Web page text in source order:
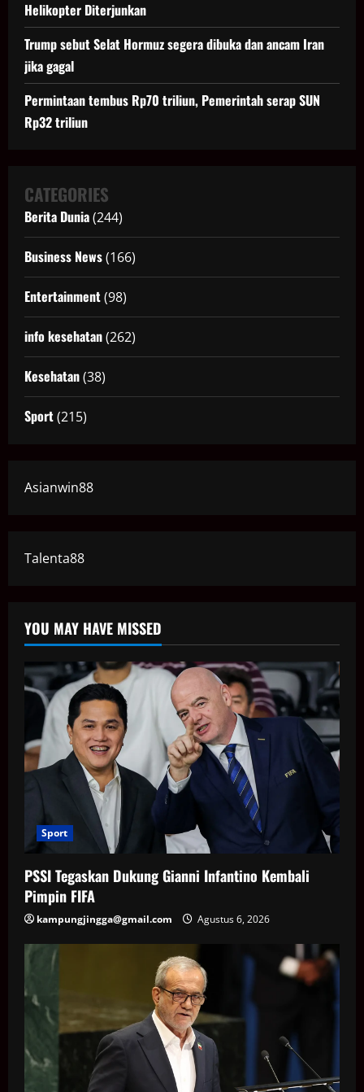
Helikopter Diterjunkan
Trump sebut Selat Hormuz segera dibuka dan ancam Iran
jika gagal
Permintaan tembus Rp70 triliun, Pemerintah serap SUN
Rp32 triliun
CATEGORIES
Berita Dunia(244)
Business News(166)
Entertainment(98)
info kesehatan(262)
Kesehatan(38)
Sport(215)
Asianwin88
Talenta88
YOU MAY HAVE MISSED
Sport
PSSI Tegaskan Dukung Gianni Infantino Kembali
Pimpin FIFA
kampungjingga@gmail.com Agustus 6, 2026